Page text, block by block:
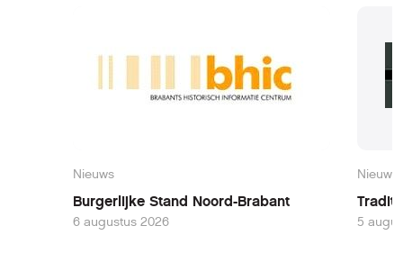
Nieuws
Burgerlijke Stand Noord-Brabant
6 augustus 2026
Nieuws
5